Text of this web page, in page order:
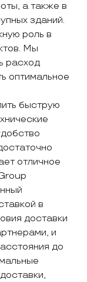
а также в
зданий.
роль в
Мы
расход
оптимальное
быструю
отличное
в
доставки
и
до